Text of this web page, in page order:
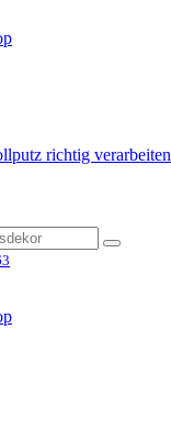
richtig verarbeiten